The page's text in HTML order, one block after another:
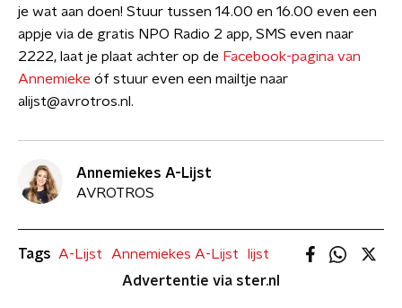
je wat aan doen! Stuur tussen 14.00 en 16.00 even een
appje via de gratis NPO Radio 2 app, SMS even naar
2222, laat je plaat achter op de Facebook-pagina van
Annemieke óf stuur even een mailtje naar
alijst@avrotros.nl.
Annemiekes A-Lijst
AVROTROS
Tags A-Lijst Annemiekes A-Lijst
lijst
Advertentie via ster.nl